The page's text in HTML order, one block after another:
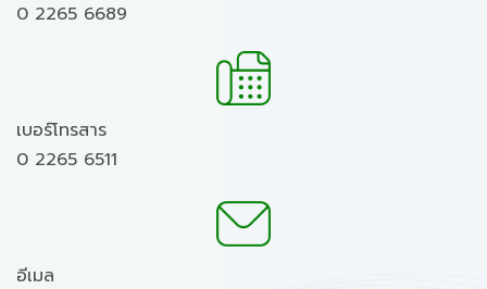
0 2265 6689
เบอร์โทรสาร
0 2265 6511
อีเมล